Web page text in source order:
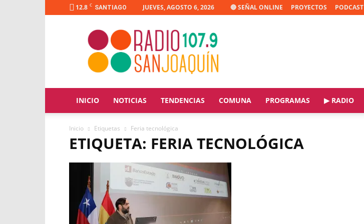
12.8 C SANTIAGO JUEVES, AGOSTO 6, 2026 🔴 SEÑAL ONLINE PROYECTOS PODCAST
Radio
Joaquín
INICIO NOTICIAS TENDENCIAS COMUNA PROGRAMAS ▶ RADIO
Inicio Etiquetas Feria tecnológica
ETIQUETA: FERIA TECNOLÓGICA